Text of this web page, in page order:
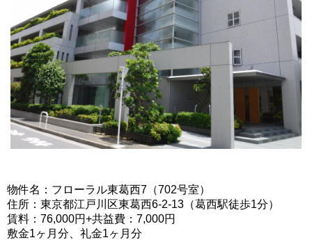
物件名：フローラル東葛西7（702号室）
住所：東京都江戸川区東葛西6-2-13（葛西駅徒歩1分）
賃料：76,000円+共益費：7,000円
敷金1ヶ月分、礼金1ヶ月分